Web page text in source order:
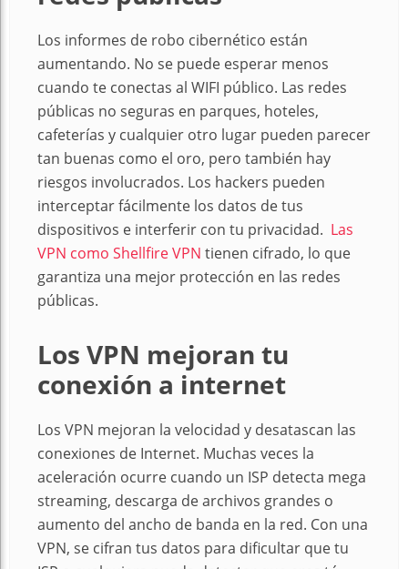
Los informes de robo cibernético están
aumentando. No se puede esperar menos
cuando te conectas al WIFI público. Las redes
públicas no seguras en parques, hoteles,
cafeterías y cualquier otro lugar pueden parecer
tan buenas como el oro, pero también hay
riesgos involucrados. Los hackers pueden
interceptar fácilmente los datos de tus
dispositivos e interferir con tu privacidad. Las
VPN como Shellfire VPN tienen cifrado, lo que
garantiza una mejor protección en las redes
públicas.
Los VPN mejoran tu
conexión a internet
Los VPN mejoran la velocidad y desatascan las
conexiones de Internet. Muchas veces la
aceleración ocurre cuando un ISP detecta mega
streaming, descarga de archivos grandes o
aumento del ancho de banda en la red. Con una
VPN, se cifran tus datos para dificultar que tu